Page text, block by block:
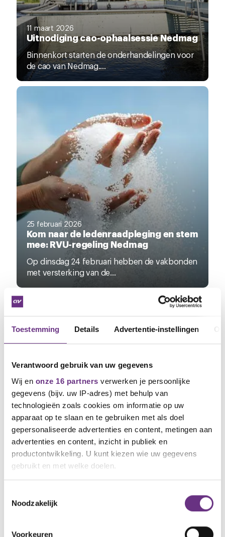
Toestemming Details Advertentie-instellingen
Verantwoord gebruik van uw gegevens
Wij en onze 16 partners verwerken je persoonlijke
gegevens (bijv. uw IP-adres) met behulp van
technologieën zoals cookies om informatie op uw
apparaat op te slaan en te gebruiken met als doel
gepersonaliseerde advertenties en content, metingen aan
advertenties en content, inzicht in publiek en
productontwikkeling. U kunt kiezen wie uw gegevens
gebruikt en met welke doelen.
Informatie verzamelen over uw geografische
Uw apparaat identificeren door het actief te
Noodzakelijk
Voorkeuren
11 maart 2026
Uitnodiging cao-ophaalsessie Nedmag
Binnenkort starten de onderhandelingen voor
de cao van Nedmag....
25 februari 2026
Kom naar de ledenraadpleging en stem
mee: RVU-regeling Nedmag
Op dinsdag 24 februari hebben de vakbonden
met versterking van de...
30 januari 2026
Uitkomst ledenraadpleging RVU
Nedmag
Op woensdag 28 januari 2026 hebben in het
bedrijfsrestaurant van...